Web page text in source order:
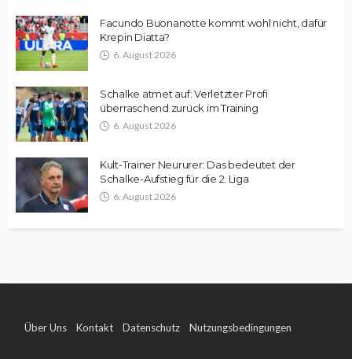
Facundo Buonanotte kommt wohl nicht, dafür
Krepin Diatta?
6. August 2026
Schalke atmet auf: Verletzter Profi
überraschend zurück im Training
6. August 2026
Kult-Trainer Neururer: Das bedeutet der
Schalke-Aufstieg für die 2. Liga
6. August 2026
Über Uns Kontakt Datenschutz Nutzungsbedingungen